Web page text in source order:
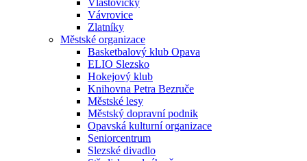
Vlaštovičky
Vávrovice
Zlatníky
Městské organizace
Basketbalový klub Opava
ELIO Slezsko
Hokejový klub
Knihovna Petra Bezruče
Městské lesy
Městský dopravní podnik
Opavská kulturní organizace
Seniorcentrum
Slezské divadlo